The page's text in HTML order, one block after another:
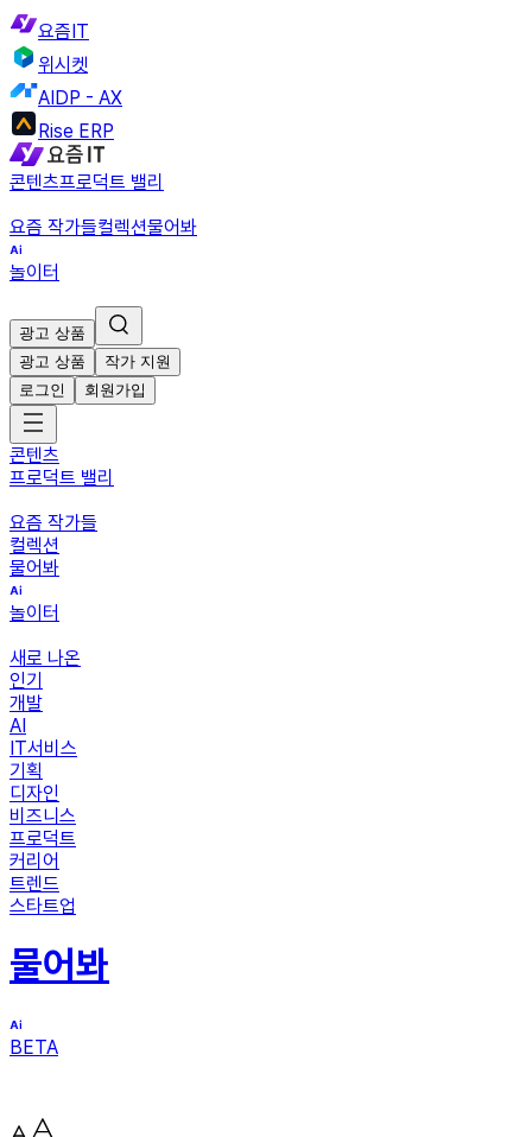
요즘IT
위시켓
AIDP - AX
Rise ERP
콘텐츠프로덕트 밸리
요즘 작가들컬렉션물어봐
놀이터
광고 상품
광고 상품
작가 지원
로그인
회원가입
콘텐츠
프로덕트 밸리
요즘 작가들
컬렉션
물어봐
놀이터
새로 나온
인기
개발
AI
IT서비스
기획
디자인
비즈니스
프로덕트
커리어
트렌드
스타트업
물어봐
BETA